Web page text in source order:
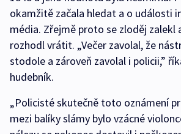
okamžitě začala hledat a o události
média. Zřejmě proto se zloděj zalekl
rozhodl vrátit. „Večer zavolal, že
stodole a zároveň zavolal i policii,”
hudebník.
„Policisté skutečně toto oznámení
mezi balíky slámy bylo vzácné